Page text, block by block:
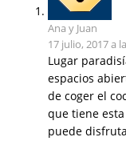
Ana y Juan
17 julio, 2017 a
Lugar
espacios
de coger el
que tiene
puede